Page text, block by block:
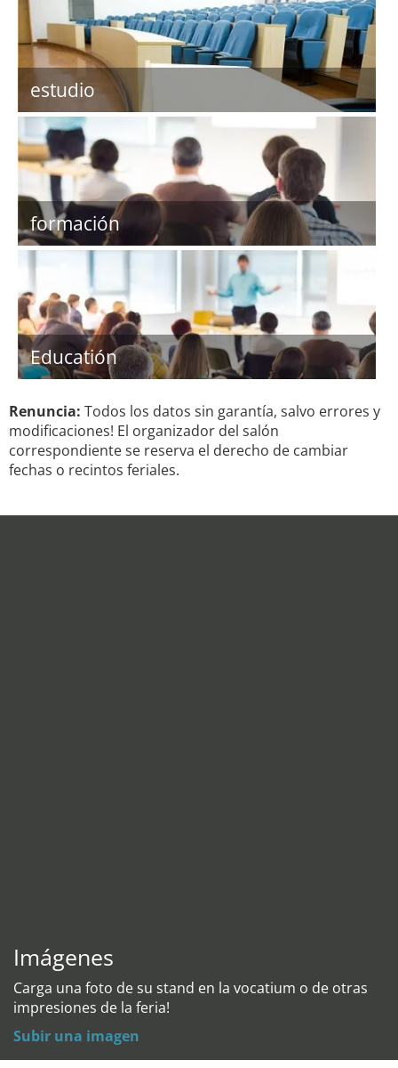
estudio
formación
Educatión
Renuncia: Todos los datos sin garantía, salvo errores y
modificaciones! El organizador del salón
correspondiente se reserva el derecho de cambiar
fechas o recintos feriales.
Imágenes
Carga una foto de su stand en la vocatium o de otras
impresiones de la feria!
Subir una imagen